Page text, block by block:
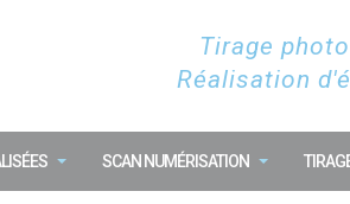
Tirage
Réalisation
SCAN NUMÉRISATION